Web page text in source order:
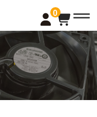
0
t
o
g
l
e
a
v
i
g
a